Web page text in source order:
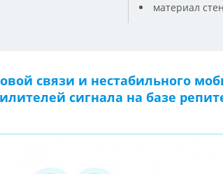
материал
связи и нестабильного
сигнала на базе